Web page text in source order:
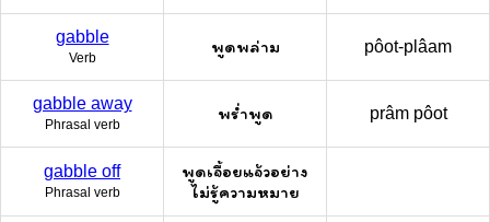
gabble
Verb
พูดพล่าม pôot-plâam
gabble away
Phrasal verb
พร่ำพูด prâm pôot
gabble off
Phrasal verb
พูดเจื้อยแจ้วอย่าง
ไม่รู้ความหมาย